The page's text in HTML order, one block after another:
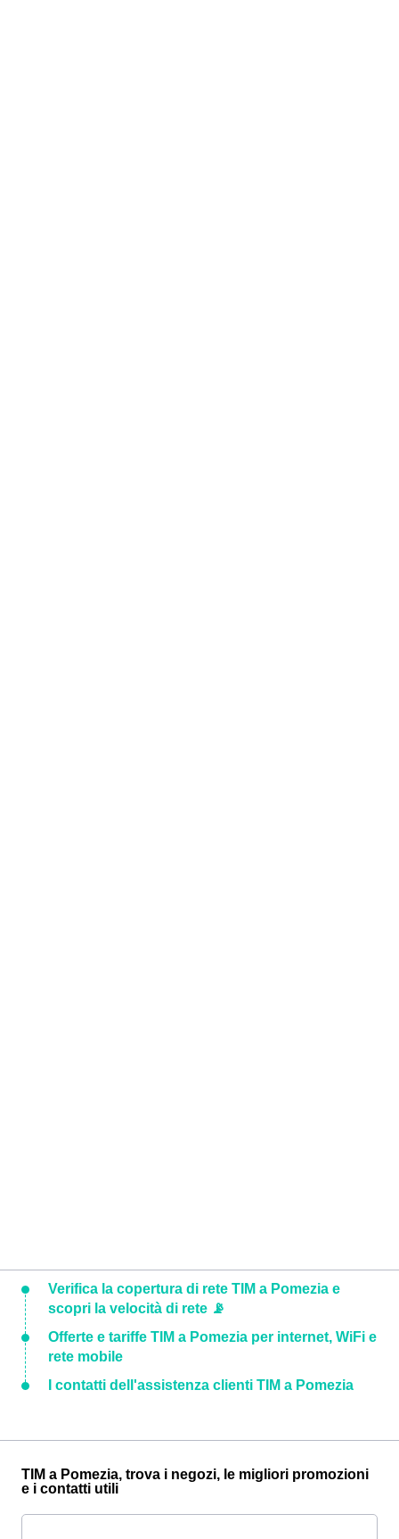
Verifica la copertura di rete TIM a Pomezia e
scopri la velocità di rete 📡
Offerte e tariffe TIM a Pomezia per internet, WiFi e
rete mobile
I contatti dell'assistenza clienti TIM a Pomezia
TIM a Pomezia, trova i negozi, le migliori promozioni
e i contatti utili